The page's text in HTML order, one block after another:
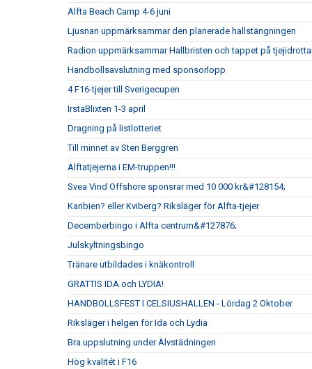
Alfta Beach Camp 4-6 juni
Ljusnan uppmärksammar den planerade hallstängningen
Radion uppmärksammar Hallbristen och tappet på
Handbollsavslutning med sponsorlopp
4 F16-tjejer till Sverigecupen
IrstaBlixten 1-3 april
Dragning på listlotteriet
Till minnet av Sten Berggren
Alftatjejerna i EM-truppen!!!
Svea Vind Offshore sponsrar med 10 000 kr&#128154;
Karibien? eller Kviberg? Riksläger för Alfta-tjejer
Decemberbingo i Alfta centrum&#127876;
Julskyltningsbingo
Tränare utbildades i knäkontroll
GRATTIS IDA och LYDIA!
HANDBOLLSFEST I CELSIUSHALLEN - Lördag 2 Oktober
Riksläger i helgen för Ida och Lydia
Bra uppslutning under Älvstädningen
Hög kvalitét i F16